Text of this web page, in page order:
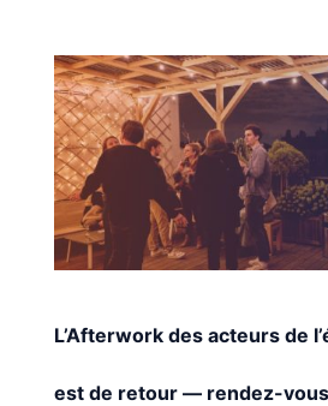
L’Afterwork des acteurs de
est de retour — rendez-